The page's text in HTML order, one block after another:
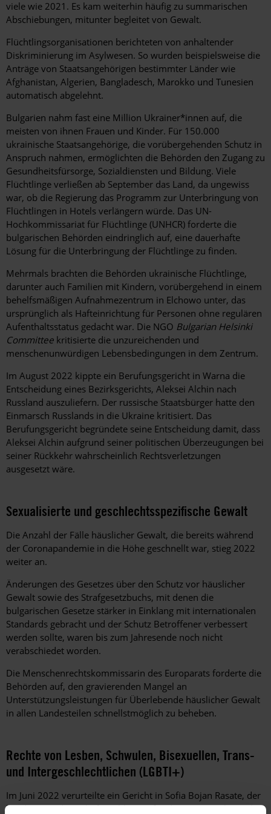
viele wie 2021. Es kam weiterhin häufig zu summarischen
Abschiebungen, mitunter begleitet von Gewalt.
Flüchtlingsorganisationen berichteten von anhaltender
Diskriminierung im Asylwesen. So wurden beispielsweise die
Anträge von Staatsangehörigen bestimmter Länder wie
Afghanistan, Algerien, Bangladesch, Marokko und Tunesien
automatisch abgelehnt.
Bulgarien nahm fast eine Million Ukrainer*innen auf, die
meisten von ihnen Frauen und Kinder. Für 150.000
ukrainische Staatsangehörige, die vorübergehenden Schutz in
Anspruch nahmen, ermöglichten die Behörden den Zugang zu
Gesundheitsfürsorge, Sozialdiensten und Bildung. Viele
Flüchtlinge verließen ab September das Land, da ungewiss
war, ob die Regierung das Programm zur Unterbringung von
Flüchtlingen in Hotels verlängern würde. Das UN-
Hochkommissariat für Flüchtlinge (UNHCR) forderte die
bulgarischen Behörden eindringlich auf, eine dauerhafte
Lösung für die Unterbringung der Flüchtlinge zu finden.
Mehrmals brachten die Behörden ukrainische Flüchtlinge,
darunter auch Familien mit Kindern, vorübergehend in einem
behelfsmäßigen Aufnahmezentrum in Elchowo unter, das
ursprünglich als Hafteinrichtung für Personen ohne regulären
Aufenthaltsstatus gedacht war. Die NGO Bulgarian Helsinki
Committee kritisierte die unzureichenden und
menschenunwürdigen Lebensbedingungen in dem Zentrum.
Im August 2022 kippte ein Berufungsgericht in Warna die
Entscheidung eines Bezirksgerichts, Aleksei Alchin nach
Russland auszuliefern. Der russische Staatsbürger hatte den
Einmarsch Russlands in die Ukraine kritisiert. Das
Berufungsgericht begründete seine Entscheidung damit, dass
Aleksei Alchin aufgrund seiner politischen Überzeugungen bei
seiner Rückkehr wahrscheinlich Rechtsverletzungen
ausgesetzt wäre.
Sexualisierte und geschlechtsspezifische Gewalt
Die Anzahl der Fälle häuslicher Gewalt, die bereits während
der Coronapandemie in die Höhe geschnellt war, stieg 2022
weiter an.
Änderungen des Gesetzes über den Schutz vor häuslicher
Gewalt sowie des Strafgesetzbuchs, mit denen die
bulgarischen Gesetze stärker in Einklang mit internationalen
Standards gebracht und der Schutz Betroffener verbessert
werden sollte, waren bis zum Jahresende noch nicht
verabschiedet worden.
Die Menschenrechtskommissarin des Europarats forderte die
Behörden auf, den gravierenden Mangel an
Unterstützungsleistungen für Überlebende häuslicher Gewalt
in allen Landesteilen schnellstmöglich zu beheben.
Rechte von Lesben, Schwulen, Bisexuellen, Trans-
und Intergeschlechtlichen (LGBTI+)
Im Juni 2022 verurteilte ein Gericht in Sofia Bojan Rasate, der
bei der Präsidentschaftswahl 2021 für die Partei "Bulgarische